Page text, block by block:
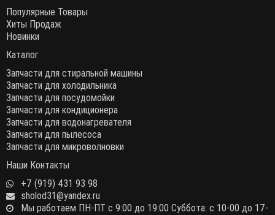
Популярные Товары
Хиты Продаж
Новинки
Каталог
Запчасти для стиральной машины
Запчасти для холодильника
Запчасти для посудомойки
Запчасти для кондиционера
Запчасти для водонагревателя
Запчасти для пылесоса
Запчасти для микроволновки
Наши Контакты
+7 (919) 431 93 98
sholod31@yandex.ru
Мы работаем ПН-ПТ с 9:00 до 19:00 Суббота: с 10-00 до 17-